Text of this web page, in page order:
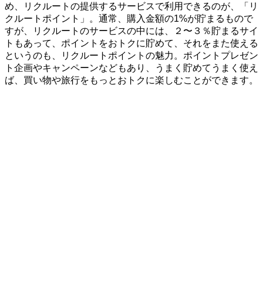
め、リクルートの提供するサービスで利用できるのが、「リ
クルートポイント」。通常、購入金額の1%が貯まるもので
すが、リクルートのサービスの中には、２〜３％貯まるサイ
トもあって、ポイントをおトクに貯めて、それをまた使える
というのも、リクルートポイントの魅力。ポイントプレゼン
ト企画やキャンペーンなどもあり、うまく貯めてうまく使え
ば、買い物や旅行をもっとおトクに楽しむことができます。